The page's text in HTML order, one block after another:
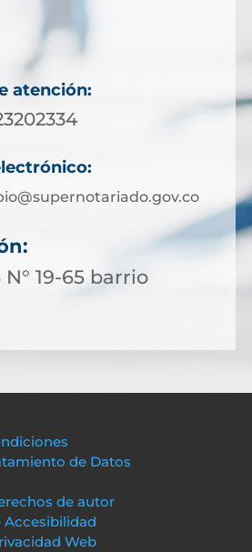
atención:
N° 19-65 barrio
de Datos
de autor
Accesibilidad
Web